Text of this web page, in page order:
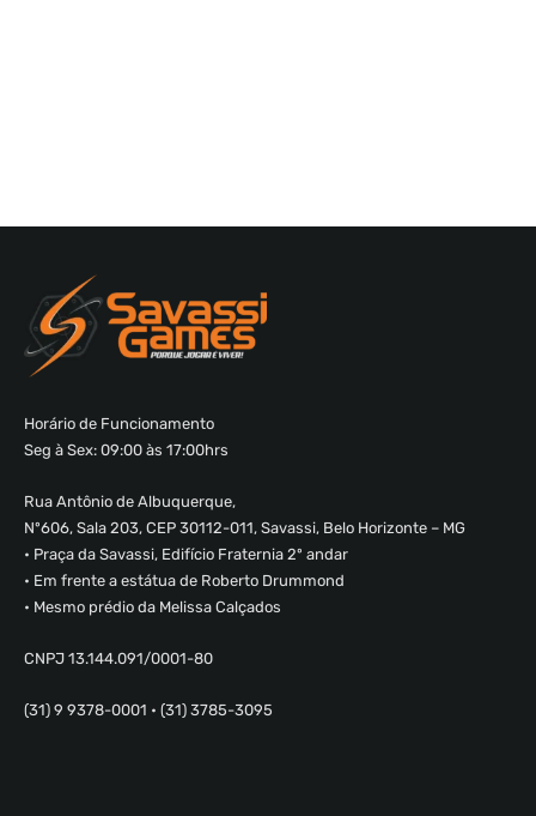
Horário de Funcionamento
Seg à Sex: 09:00 às 17:00hrs
Rua Antônio de Albuquerque,
Nº606, Sala 203, CEP 30112-011, Savassi, Belo Horizonte – MG
• Praça da Savassi, Edifício Fraternia 2º andar
• Em frente a estátua de Roberto Drummond
• Mesmo prédio da Melissa Calçados
CNPJ 13.144.091/0001-80
(31) 9 9378-0001 • (31) 3785-3095